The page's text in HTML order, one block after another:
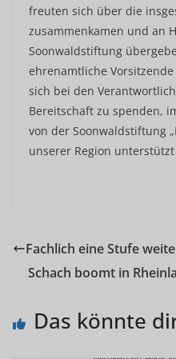
freuten sich über die
zusammenkamen und an
Soonwaldstiftung
ehrenamtliche
sich bei den
Bereitschaft zu spenden,
von der Soonwaldstiftung
unserer Region
Fachlich eine Stufe
Schach boomt in
Das könnte